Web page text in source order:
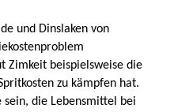
und Dinslaken von
Zimkeit beispielsweise die
zu kämpfen hat.
sein, die Lebensmittel bei